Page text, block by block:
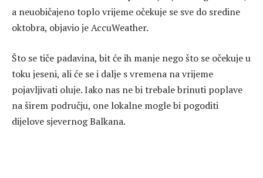
a neuobičajeno toplo vrijeme očekuje se sve do sredine
oktobra, objavio je AccuWeather.
Što se tiče padavina, bit će ih manje nego što se očekuje u
toku jeseni, ali će se i dalje s vremena na vrijeme
pojavljivati oluje. Iako nas ne bi trebale brinuti poplave
na širem području, one lokalne mogle bi pogoditi
dijelove sjevernog Balkana.